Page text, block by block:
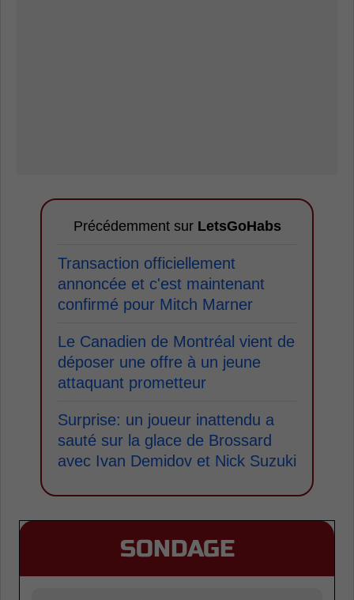
Précédemment sur LetsGoHabs
Transaction officiellement
annoncée et c'est maintenant
confirmé pour Mitch Marner
Le Canadien de Montréal vient de
déposer une offre à un jeune
attaquant prometteur
Surprise: un joueur inattendu a
sauté sur la glace de Brossard
avec Ivan Demidov et Nick Suzuki
SONDAGE